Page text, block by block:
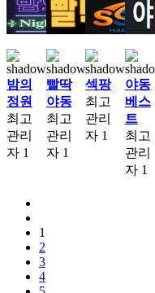
밤의
정원
최고
관리
자 1
빨딱
야동
최고
관리
자 1
섹팡
최고
관리
자 1
야동
베스
트
최고
관리
자 1
1
2
3
4